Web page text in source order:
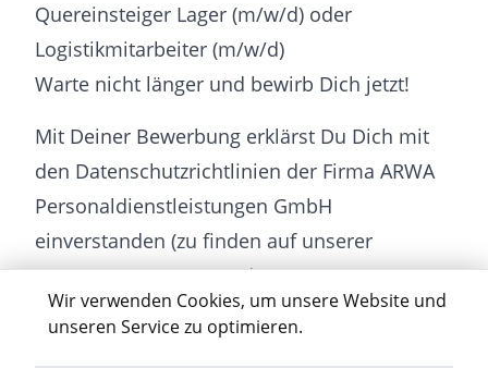
Wir verwenden Cookies, um unsere Website und
unseren Service zu optimieren.
Quereinsteiger Lager (m/w/d) oder
Logistikmitarbeiter (m/w/d)
Warte nicht länger und bewirb Dich jetzt!
Mit Deiner Bewerbung erklärst Du Dich mit
den Datenschutzrichtlinien der Firma ARWA
Personaldienstleistungen GmbH
einverstanden (zu finden auf unserer
Homepage www.arwa.de unter
„Datenschutz“).